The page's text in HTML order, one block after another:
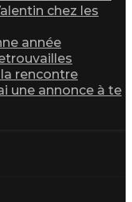
chez les
année
rencontre
une annonce à te